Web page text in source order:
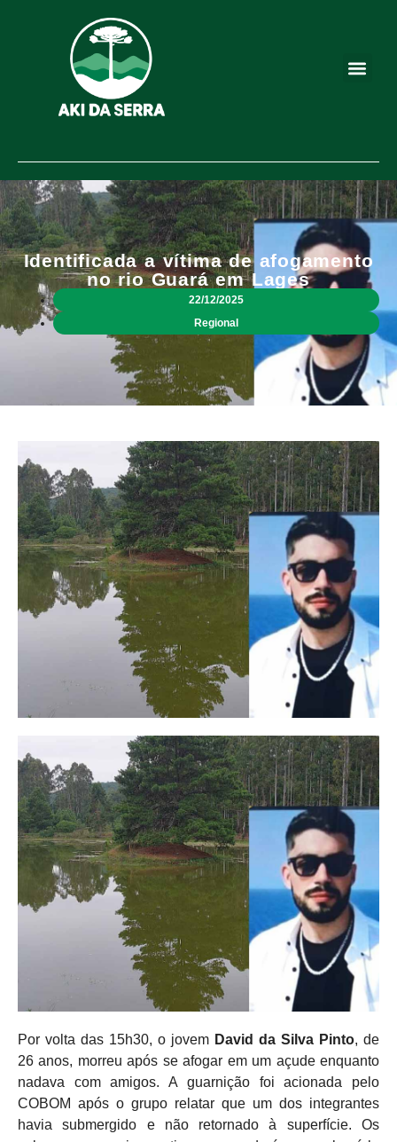
Identificada a vítima de afogamento
no rio Guará em Lages
22/12/2025
Regional
Por volta das 15h30, o jovem David da Silva Pinto, de
26 anos, morreu após se afogar em um açude enquanto
nadava com amigos. A guarnição foi acionada pelo
COBOM após o grupo relatar que um dos integrantes
havia submergido e não retornado à superfície. Os